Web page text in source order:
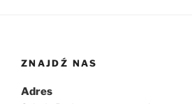
ZNAJDŹ NAS
Adres